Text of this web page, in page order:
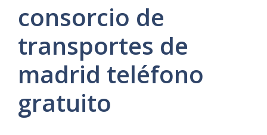
consorcio de
transportes de
madrid teléfono
gratuito